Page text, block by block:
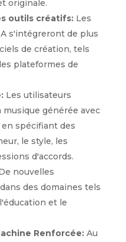
originale.
outils créatifs:Les
s'intégreront de plus
de création, tels
plateformes de
Les utilisateurs
générée avec
spécifiant des
le style, les
d'accords.
nouvelles
des domaines tels
et le
Renforcée:Au